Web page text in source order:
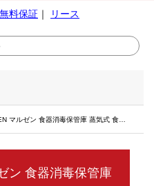
料保証 ｜ リース
ルゼン 食器消毒保管庫 蒸気式 食器カゴなし
ン 食器消毒保管庫